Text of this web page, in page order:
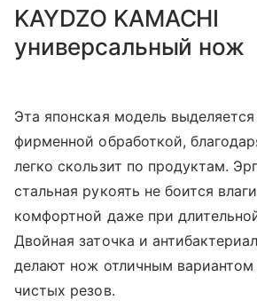
KAYDZO KAMACHI
универсальный нож
Эта японская модель
фирменной обработкой,
легко скользит по продуктам.
стальная рукоять не боится
комфортной даже при
Двойная заточка и
делают нож отличным вариантом
чистых резов.